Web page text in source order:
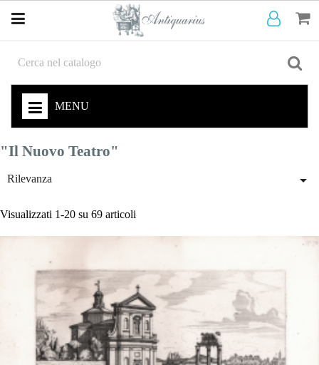
MENU
"Il Nuovo Teatro"
Rilevanza 
Visualizzati 1-20 su 69 articoli